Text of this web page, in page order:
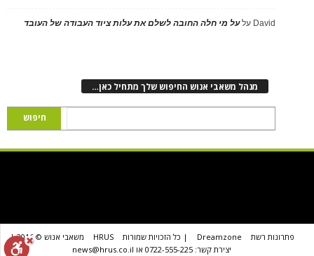
David עלעל מי חלה החובה לשלם את עלות ציוד העבודה של העובד
מנהל משאבי אנוש החיפוש שלך מתחיל כאן…
פתרונות רשת Dreamzone | כל הזכויות שמורות HRUS
משאבי אנוש © 2016 |
יצירת קשר: 0722-555-225 או news@hrus.co.il